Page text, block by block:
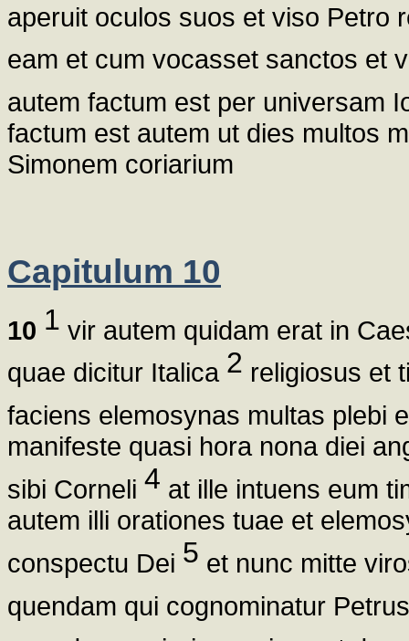
aperuit oculos suos et viso Petro
eam et cum vocasset sanctos et
autem factum est per universam
factum est autem ut dies multos
Simonem coriarium
Capitulum 10
10 1 vir autem quidam erat in
quae dicitur Italica 2 religiosus et
faciens elemosynas multas plebi
manifeste quasi hora nona diei
sibi Corneli 4 at ille intuens eum
autem illi orationes tuae et
conspectu Dei 5 et nunc mitte
quendam qui cognominatur